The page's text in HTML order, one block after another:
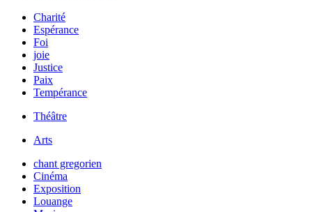
Charité
Espérance
Foi
joie
Justice
Paix
Tempérance
Théâtre
Arts
chant gregorien
Cinéma
Exposition
Louange